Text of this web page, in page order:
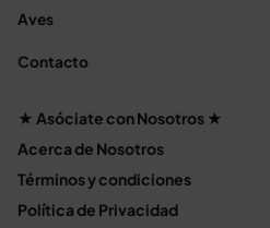
Aves
Contacto
★ Asóciate con Nosotros ★
Acerca de Nosotros
Términos y condiciones
Política de Privacidad